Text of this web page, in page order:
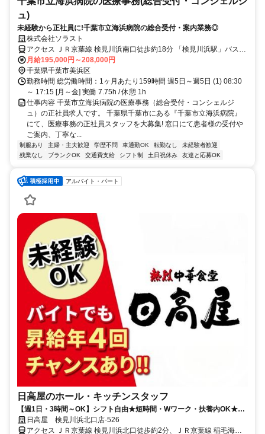
ュ)
未経験から正社員に!千葉市立海浜病院の総合受付・案内業務◎
株式会社ソラスト
アクセス ＪＲ京葉線 検見川浜南口徒歩約18分 「検見川浜駅」バス10
分／車通勤可
月給195,000円～208,000円
千葉県千葉市美浜区
勤務時間 総労働時間：1ヶ月あたり159時間 週5日～週5日 (1) 08:30
～ 17:15 [月～金] 実働 7.75h / 休憩 1h
仕事内容 千葉市立海浜病院の医療事務（総合受付・コンシェルジ
ュ）の正社員求人です。 千葉県千葉市にある『千葉市立海浜病院』
にて、医療事務の正社員スタッフを大募集! 窓口にて患者様の受付や
ご案内、丁寧な...
制服あり 主婦・主夫歓迎 学歴不問 車通勤OK 転勤なし
未経験者歓迎
残業なし
ブランクOK 交通費支給 シフト制 土日祝休み 友達と応募OK
アルバイト・パート
日高屋のホール・キッチンスタッフ
【週1日・3時間～OK】シフト自由★短時間・Wワーク・扶養内OK★食
事補助あり
日高屋 検見川浜北口店-526
アクセス ＪＲ京葉線 検見川浜北口徒歩約2分、ＪＲ京葉線 稲毛海岸